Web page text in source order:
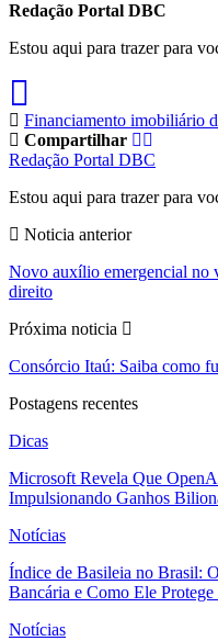
Redação Portal DBC
Estou aqui para trazer para
Financiamento imobiliário
Compartilhar
Redação Portal DBC
Estou aqui para trazer para
Noticia anterior
Novo auxílio emergencial no
direito
Próxima noticia
Consórcio Itaú: Saiba como
Postagens recentes
Dicas
Microsoft Revela Que
Impulsionando Ganhos
Notícias
Índice de Basileia no Brasil:
Bancária e Como Ele
Notícias